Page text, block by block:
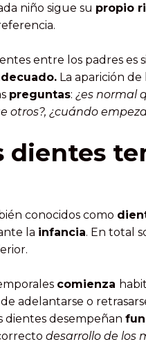
niño sigue su propio
entre los padres es
La aparición
preguntas: ¿es normal
otros?, ¿cuándo
dientes
conocidos como
la infancia. En total
comienza
adelantarse o
dientes desempeñan
desarrollo de los